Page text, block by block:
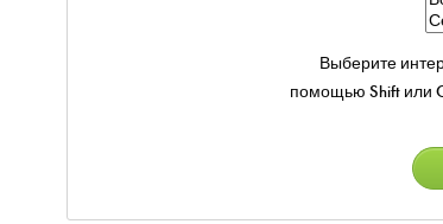
Выберите
помощью Shift или